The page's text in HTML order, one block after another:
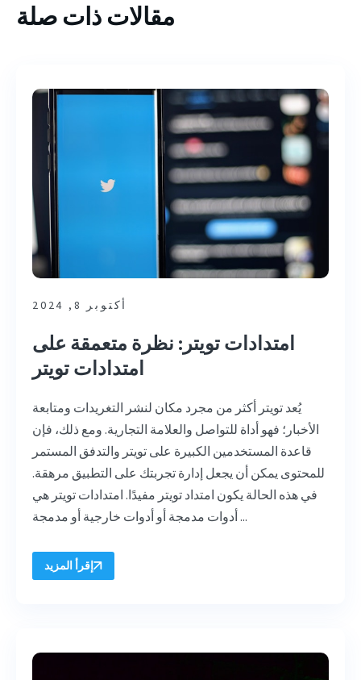
مقالات ذات صلة
أكتوبر 8, 2024
امتدادات تويتر: نظرة متعمقة على
يُعد تويتر أكثر من مجرد مكان لنشر التغريدات ومتابعة
الأخبار؛ فهو أداة للتواصل والعلامة التجارية. ومع ذلك، فإن
قاعدة المستخدمين الكبيرة على تويتر والتدفق المستمر
للمحتوى يمكن أن يجعل إدارة تجربتك على التطبيق مرهقة.
في هذه الحالة يكون امتداد تويتر مفيدًا. امتدادات تويتر هي
أدوات مدمجة أو أدوات خارجية أو مدمجة ...
إقرأ المزيد